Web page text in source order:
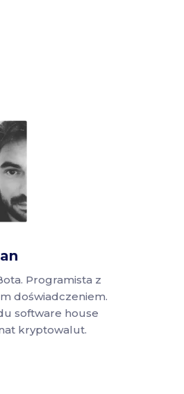
Programista z
doświadczeniem.
software house
kryptowalut.